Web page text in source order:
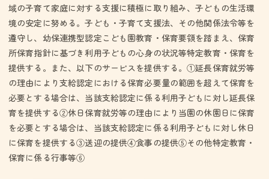
域の子育て家庭に対する支援に積極に取り組み、子どもの生活環
境の安定に努める。子ども・子育て支援法、その他関係法令等を
遵守し、幼保連携型認定こども園教育・保育要領を踏まえ、保育
所保育指針に基づき利用子どもの心身の状況等特定教育・保育を
提供する。また、以下のサービスを提供する。①延長保育就労等
の理由により支給認定における保育必要量の範囲を超えて保育を
必要とする場合は、当該支給認定に係る利用子どもに対し延長保
育を提供する②休日保育就労等の理由により当園の休園日に保育
を必要とする場合は、当該支給認定に係る利用子どもに対し休日
に保育を提供する③送迎の提供④食事の提供⑤その他特定教育・
保育に係る行事等⑥